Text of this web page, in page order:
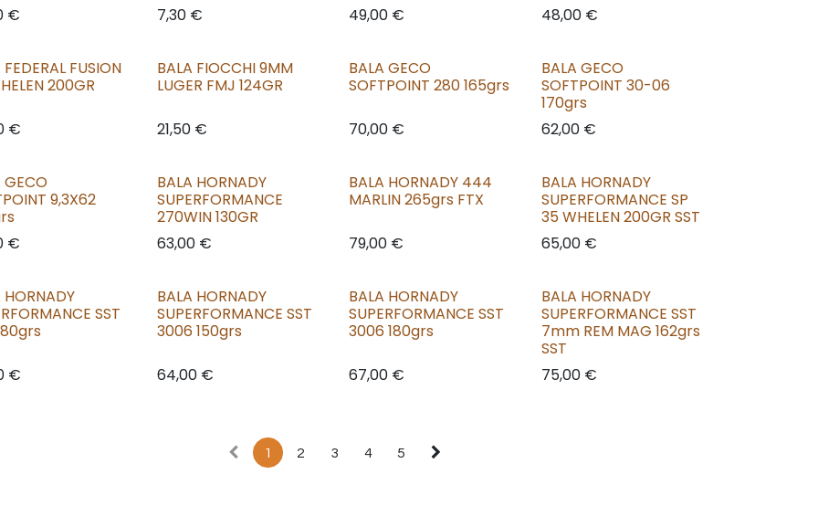
€ 7,30 €
49,00 €
48,00€
FUSION
200GR
€
BALA FIOCCHI 9MM
LUGER FMJ 124GR
21,50 €
BALA GECO
SOFTPOINT 280 165grs
70,00 €
BALA GECO
SOFTPOINT 30-06
170grs
62,00€
GECO
9,3X62
€
BALA HORNADY
SUPERFORMANCE
270WIN 130GR
63,00 €
BALA HORNADY 444
MARLIN 265grs FTX
79,00 €
BALA HORNADY
SUPERFORMANCE SP
35 WHELEN 200GR SST
65,00€
HORNADY
SST
€
BALA HORNADY
SUPERFORMANCE SST
3006 150grs
64,00 €
BALA HORNADY
SUPERFORMANCE SST
3006 180grs
67,00 €
BALA HORNADY
SUPERFORMANCE SST
7mm REM MAG 162grs
SST
75,00€
1 2 3 4 5